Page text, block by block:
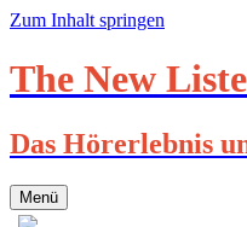
Zum Inhalt springen
The New
Das Hörerlebnis
Menü